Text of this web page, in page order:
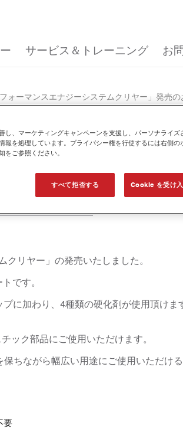
サービス＆トレーニング お
ォーマンスエナジーシステムクリヤー」発売
ーマンスエナジー
お知らせ
リヤー」の発売いたしました。
です。
に加わり、4種類の硬化剤が使用頂け
ック部品にご使用いただけます。
ちながら幅広い用途にご使用いただけ
要
し、マーケティングキャンペーンを支援し、パーソナライズ
報を処理しています。プライバシー権を行使するには右側の
をご参照ください。
すべて拒否する Cookie を受け